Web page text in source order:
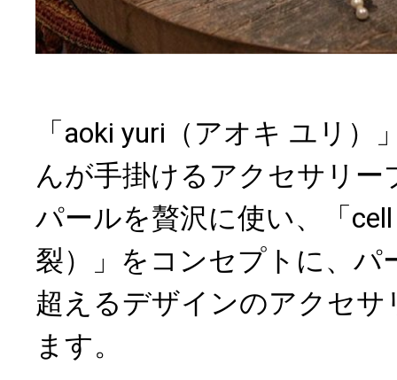
「aoki yuri（アオキ ユリ）
んが手掛けるアクセサリー
パールを贅沢に使い、「
裂）」をコンセプトに、パ
超えるデザインのアクセサ
ます。